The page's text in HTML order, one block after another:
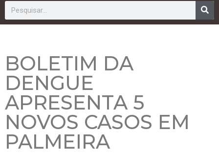
BOLETIM DA
DENGUE
APRESENTA 5
NOVOS CASOS EM
PALMEIRA